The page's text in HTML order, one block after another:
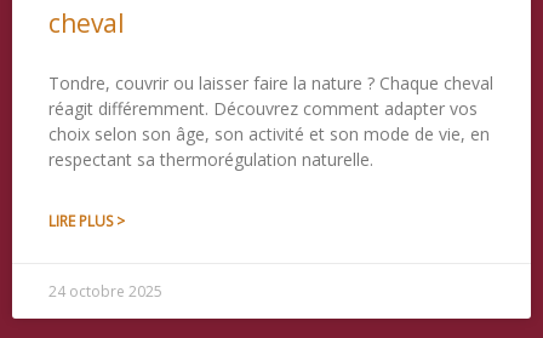
cheval
Tondre, couvrir ou laisser faire la nature ? Chaque cheval
réagit différemment. Découvrez comment adapter vos
choix selon son âge, son activité et son mode de vie, en
respectant sa thermorégulation naturelle.
LIRE PLUS >
24 octobre 2025